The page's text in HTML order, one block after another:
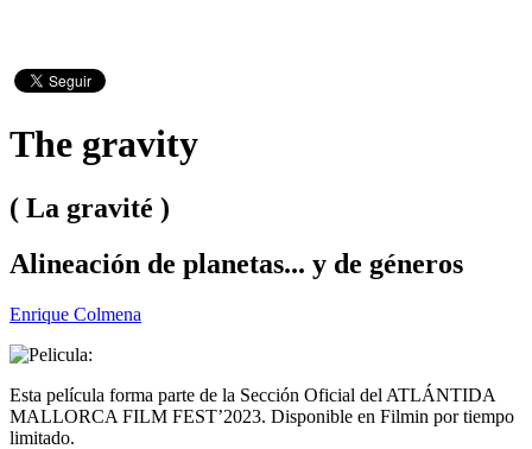
The gravity
( La gravité )
Alineación de planetas... y de géneros
Enrique Colmena
Esta película forma parte de la Sección Oficial del ATLÁNTIDA
MALLORCA FILM FEST’2023. Disponible en Filmin por tiempo
limitado.